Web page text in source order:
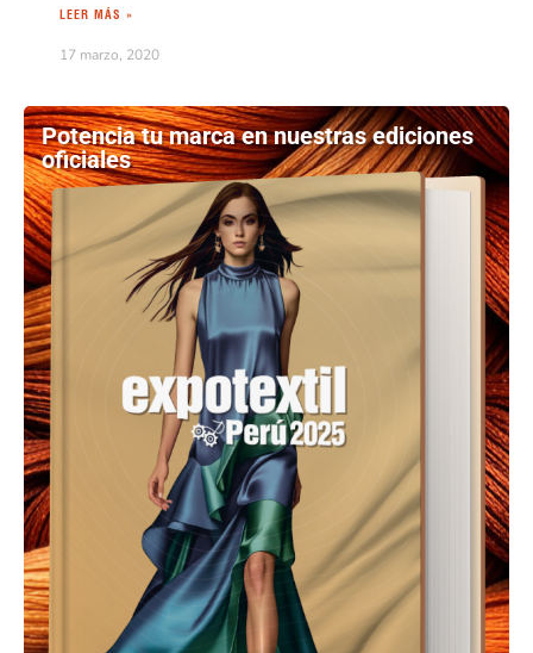
LEER MÁS »
17 marzo, 2020
Potencia tu marca en nuestras ediciones
oficiales